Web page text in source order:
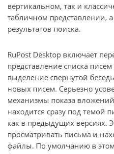
вертикальном, так и
табличном представлении,
результатов поиска.
RuPost Desktop включает
представление списка
выделение свернутой
новых писем. Серьезно
механизмы показа
находится сразу под темой
как в предыдущих версиях.
просматривать письма и
файлы. По умолчанию в